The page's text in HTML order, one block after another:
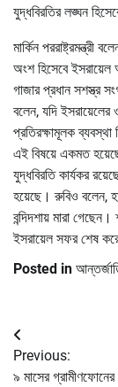
যুদ্ধবিরতির লঙ্ঘন
মার্কিন পররাষ্ট্রমন্ত্রী
অংশ হিসেবে ইসরায়েল
গাজার প্রধান সশস্ত্র
বলেন, যদি
প্রতিরক্ষামূলক
এই বিষয়ে একমত
যুদ্ধবিরতি কার্যকর
হয়েছে। রুবিও বলেন,
বন্দিদশায় মারা
ইসরায়েল সফর শেষ
Posted in
Post
navigation
Previous:
৯ মাসের